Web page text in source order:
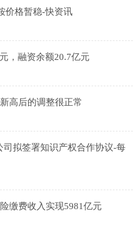
价格暂稳-快资讯
，融资余额20.7亿元
高后的调整很正常
司拟签署知识产权合作协议-每
缴费收入实现5981亿元